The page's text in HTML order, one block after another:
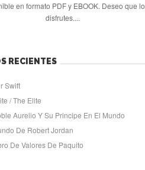
en formato PDF y EBOOK. Deseo que lo
disfrutes....
RECIENTES
Swift
/ The Elite
Aurelio Y Su Principe En El Mundo
De Robert Jordan
De Valores De Paquito